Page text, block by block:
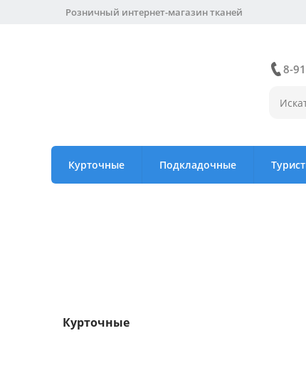
Розничный интернет-магазин тканей
8-
Курточные Подкладочные
Курточные